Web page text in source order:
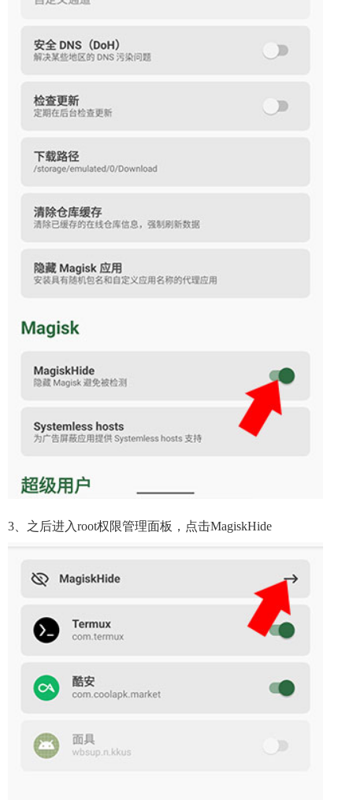
3、之后进入root权限管理面板，点击MagiskHide